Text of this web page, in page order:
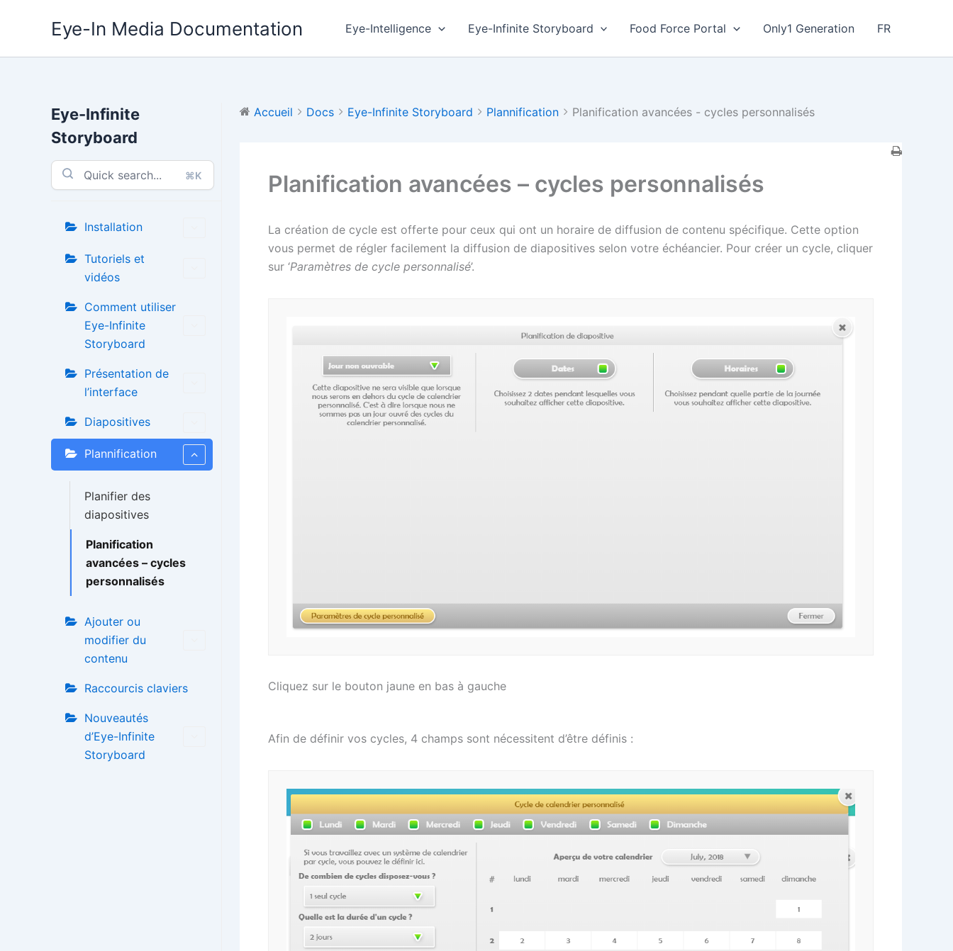
Eye-In Media Documentation Eye-Intelligence Eye-Infinite Storyboard Food Force Portal Only1 Generation FR
Eye-Infinite
Storyboard
⌘K
Installation
Tutoriels et
vidéos
Comment utiliser
Eye-Infinite
Storyboard
Présentation de
l’interface
Diapositives
Plannification
Planifier des
diapositives
Planification
avancées – cycles
personnalisés
Ajouter ou
modifier du
contenu
Raccourcis claviers
Nouveautés
d’Eye-Infinite
Storyboard
Accueil Docs Eye-Infinite Storyboard Plannification Planification avancées - cycles personnalisés
Planification avancées – cycles personnalisés
La création de cycle est offerte pour ceux qui ont un horaire de diffusion de contenu spécifique. Cette option
vous permet de régler facilement la diffusion de diapositives selon votre échéancier. Pour créer un cycle, cliquer
sur ‘Paramètres de cycle personnalisé’.
Cliquez sur le bouton jaune en bas à gauche
Afin de définir vos cycles, 4 champs sont nécessitent d’être définis :